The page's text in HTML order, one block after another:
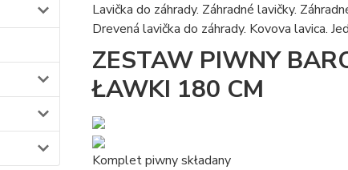
Lavička do záhrady. Záhradné lavičky.
Drevená lavička do záhrady. Kovova lavica.
ZESTAW PIWNY
ŁAWKI 180 CM
Komplet piwny składany